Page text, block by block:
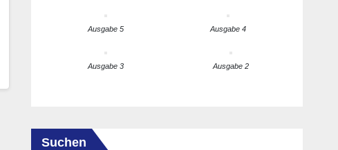
Ausgabe 5 Ausgabe 4
Ausgabe 3 Ausgabe 2
Suchen